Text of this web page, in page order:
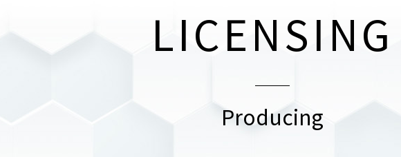
LICENSING
Producing